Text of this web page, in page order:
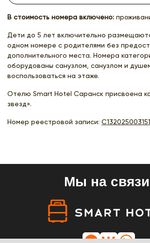
В стоимость номера включено:
Дети до 5 лет включительно
одном номере с родителями без
дополнительного места. Номера
оборудованы санузлом, санузлом и
воспользоваться на этаже.
Отелю Smart Hotel Cаранск присвоена
звезд».
Номер реестровой записи: С132025003151
Мы на